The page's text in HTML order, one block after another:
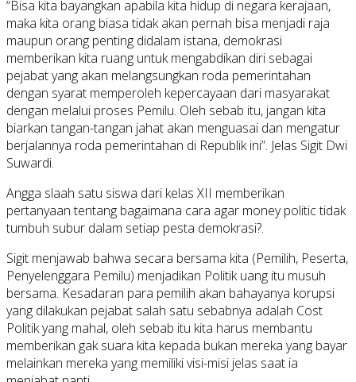
“Bisa kita bayangkan apabila kita hidup di negara kerajaan,
maka kita orang biasa tidak akan pernah bisa menjadi raja
maupun orang penting didalam istana, demokrasi
memberikan kita ruang untuk mengabdikan diri sebagai
pejabat yang akan melangsungkan roda pemerintahan
dengan syarat memperoleh kepercayaan dari masyarakat
dengan melalui proses Pemilu. Oleh sebab itu, jangan kita
biarkan tangan-tangan jahat akan menguasai dan mengatur
berjalannya roda pemerintahan di Republik ini”. Jelas Sigit Dwi
Suwardi.
Angga slaah satu siswa dari kelas XII memberikan
pertanyaan tentang bagaimana cara agar money politic tidak
tumbuh subur dalam setiap pesta demokrasi?.
Sigit menjawab bahwa secara bersama kita (Pemilih, Peserta,
Penyelenggara Pemilu) menjadikan Politik uang itu musuh
bersama. Kesadaran para pemilih akan bahayanya korupsi
yang dilakukan pejabat salah satu sebabnya adalah Cost
Politik yang mahal, oleh sebab itu kita harus membantu
memberikan gak suara kita kepada bukan mereka yang bayar
melainkan mereka yang memiliki visi-misi jelas saat ia